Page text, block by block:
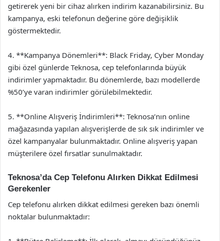
getirerek yeni bir cihaz alırken indirim kazanabilirsiniz. Bu
kampanya, eski telefonun değerine göre değişiklik
göstermektedir.
4. **Kampanya Dönemleri**: Black Friday, Cyber Monday
gibi özel günlerde Teknosa, cep telefonlarında büyük
indirimler yapmaktadır. Bu dönemlerde, bazı modellerde
%50’ye varan indirimler görülebilmektedir.
5. **Online Alışveriş İndirimleri**: Teknosa’nın online
mağazasında yapılan alışverişlerde de sık sık indirimler ve
özel kampanyalar bulunmaktadır. Online alışveriş yapan
müşterilere özel fırsatlar sunulmaktadır.
Teknosa’da Cep Telefonu Alırken Dikkat Edilmesi
Gerekenler
Cep telefonu alırken dikkat edilmesi gereken bazı önemli
noktalar bulunmaktadır: